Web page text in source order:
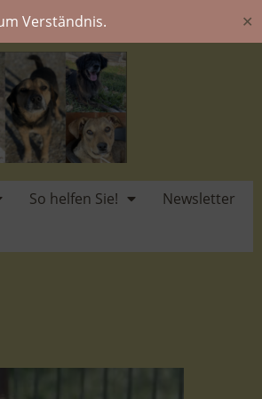
Verständnis. ✕
So helfen Sie!
Newsletter